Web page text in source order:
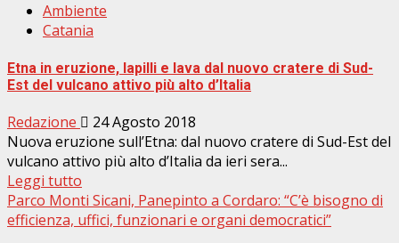
Ambiente
Catania
Etna in eruzione, lapilli e lava dal nuovo cratere di Sud-
Est del vulcano attivo più alto d’Italia
Redazione
24 Agosto 2018
Nuova eruzione sull’Etna: dal nuovo cratere di Sud-Est del
vulcano attivo più alto d’Italia da ieri sera...
Leggi tutto
Parco Monti Sicani, Panepinto a Cordaro: “C’è bisogno di
efficienza, uffici, funzionari e organi democratici”